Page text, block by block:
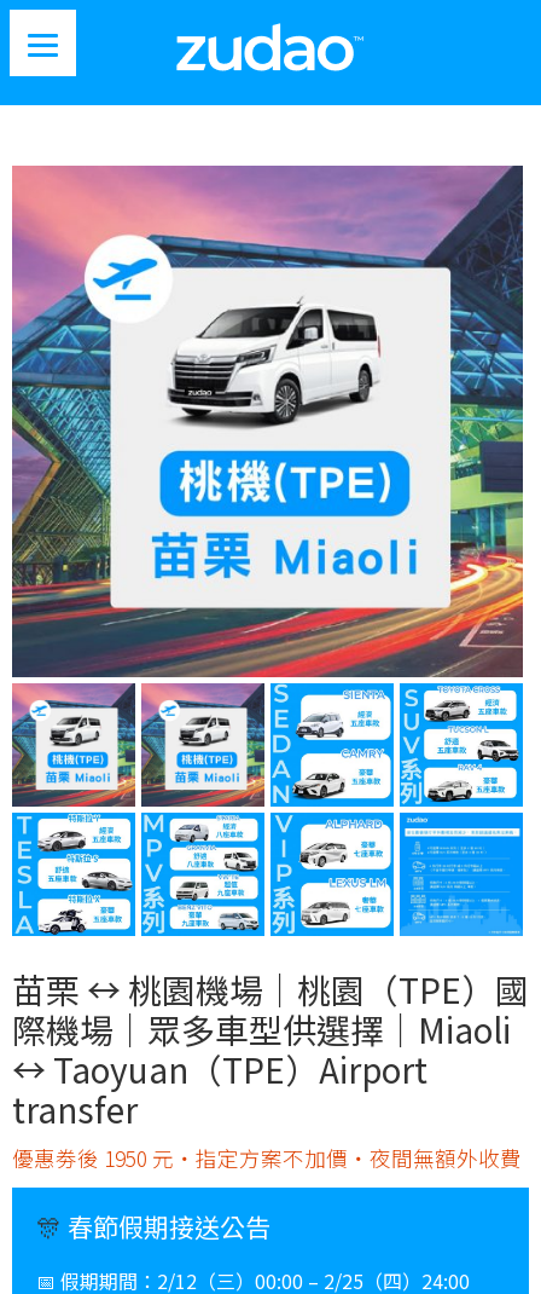
苗栗 ↔︎ 桃園機場｜桃園（TPE）國
際機場｜眾多車型供選擇｜Miaoli
↔︎ Taoyuan（TPE）Airport
transfer
優惠劵後 1950 元・指定方案不加價・夜間無額外收費
🎊 春節假期接送公告
📅 假期期間： 2/12（三）00:00 – 2/25（四）24:00